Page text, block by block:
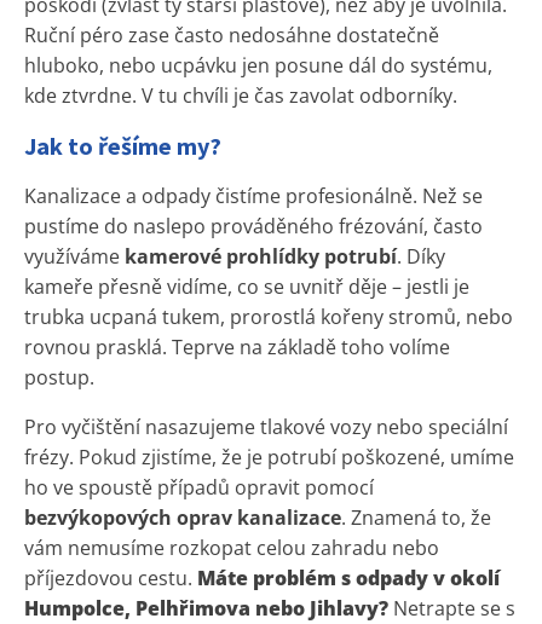
poškodí (zvlášť ty starší plastové), než aby je uvolnila.
Ruční péro zase často nedosáhne dostatečně
hluboko, nebo ucpávku jen posune dál do systému,
kde ztvrdne. V tu chvíli je čas zavolat odborníky.
Jak to řešíme my?
Kanalizace a odpady čistíme profesionálně. Než se
pustíme do naslepo prováděného frézování, často
využíváme kamerové prohlídky potrubí. Díky
kameře přesně vidíme, co se uvnitř děje – jestli je
trubka ucpaná tukem, prorostlá kořeny stromů, nebo
rovnou prasklá. Teprve na základě toho volíme
postup.
Pro vyčištění nasazujeme tlakové vozy nebo speciální
frézy. Pokud zjistíme, že je potrubí poškozené, umíme
ho ve spoustě případů opravit pomocí
bezvýkopových oprav kanalizace. Znamená to, že
vám nemusíme rozkopat celou zahradu nebo
příjezdovou cestu. Máte problém s odpady v okolí
Humpolce, Pelhřimova nebo Jihlavy? Netrapte se s